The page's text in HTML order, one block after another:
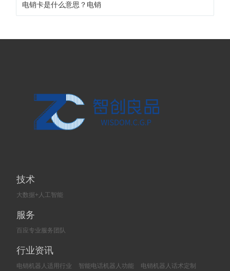
电销卡是什么意思？电销
技术
大数据+人工智能
服务
百应专业服务团队
行业资讯
电销机器人适用行业 智能电话机器人功能 电销机器人话术定制